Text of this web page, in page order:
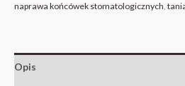
naprawa końcówek stomatologicznych,
Opis